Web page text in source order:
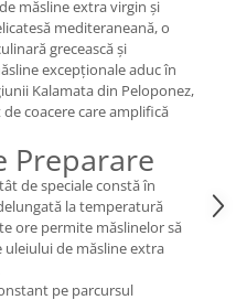
măsline extra virgin și
mediteraneană, o
grecească și
excepționale aduc în
Kalamata din Peloponez,
coacere care amplifică
Preparare
de speciale constă în
la temperatură
ore permite măslinelor să
de măsline extra
pe parcursul